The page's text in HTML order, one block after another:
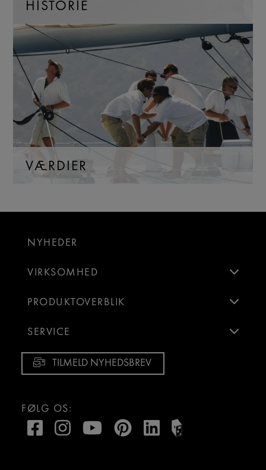
HISTORIE
VÆRDIER
NYHEDER
VIRKSOMHED
PRODUKTOVERBLIK
SERVICE
TILMELD NYHEDSBREV
FØLG OS: